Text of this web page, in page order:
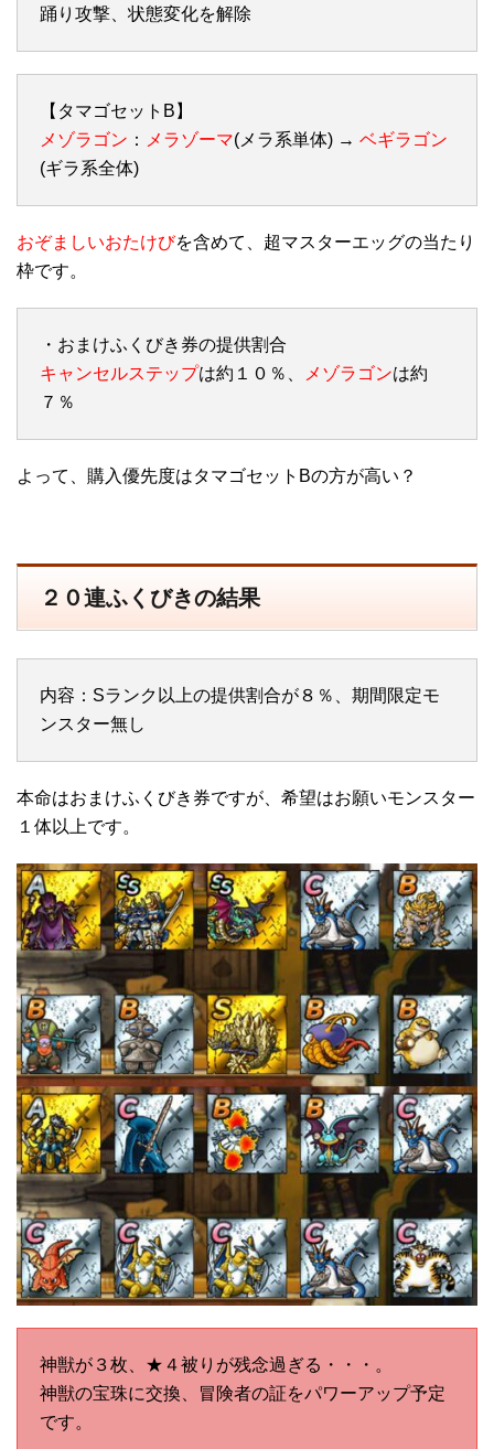
踊り攻撃、状態変化を解除
【タマゴセットB】
メゾラゴン ： メラゾーマ(メラ系単体) → ベギラゴン
(ギラ系全体)
おぞましいおたけびを含めて、超マスターエッグの当たり
枠です。
・おまけふくびき券の提供割合
キャンセルステップは約１０％、 メゾラゴンは約
７％
よって、購入優先度はタマゴセットBの方が高い？
２０連ふくびきの結果
内容：Sランク以上の提供割合が８％、期間限定モ
ンスター無し
本命はおまけふくびき券ですが、希望はお願いモンスター
１体以上です。
神獣が３枚、★４被りが残念過ぎる・・・。
神獣の宝珠に交換、冒険者の証をパワーアップ予定
です。